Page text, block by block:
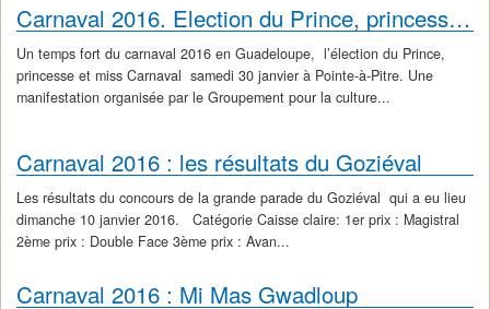
Carnaval 2016. Election du Prince, princesse et miss Carnaval
Un temps fort du carnaval 2016 en Guadeloupe, l’élection du Prince,
princesse et miss Carnaval samedi 30 janvier à Pointe-à-Pitre. Une
manifestation organisée par le Groupement pour la culture...
Carnaval 2016 : les résultats du Goziéval
Les résultats du concours de la grande parade du Goziéval qui a eu lieu
dimanche 10 janvier 2016. Catégorie Caisse claire: 1er prix : Magistral
2ème prix : Double Face 3ème prix : Avan...
Carnaval 2016 : Mi Mas Gwadloup